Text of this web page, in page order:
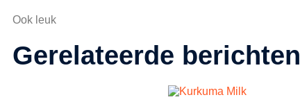
Ook leuk
Gerelateerde berichten